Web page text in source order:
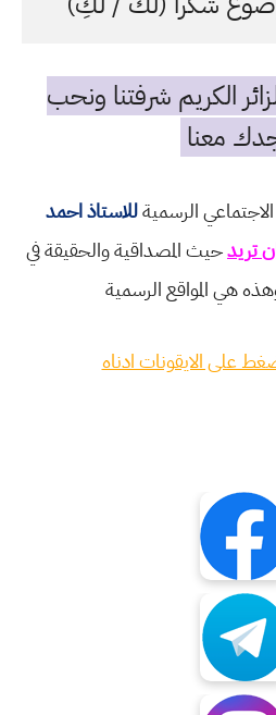
الكريم شرفتنا ونحب
معنا
الرسميةللاستاذ احمد
تريدحيث المصداقية والحقيقة في
هي المواقع الرسمية
على الايقونات ادناه